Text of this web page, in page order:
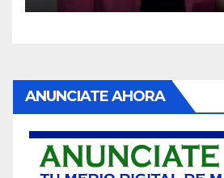
ANUNCIATE AHORA